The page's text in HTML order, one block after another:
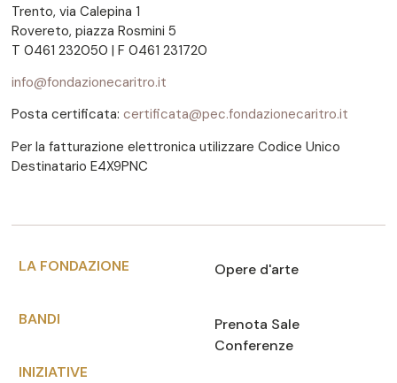
Trento, via Calepina 1
Rovereto, piazza Rosmini 5
T 0461 232050 | F 0461 231720
info@fondazionecaritro.it
Posta certificata: certificata@pec.fondazionecaritro.it
Per la fatturazione elettronica utilizzare Codice Unico
Destinatario E4X9PNC
LA FONDAZIONE
BANDI
INIZIATIVE
Opere d'arte
Prenota Sale
Conferenze